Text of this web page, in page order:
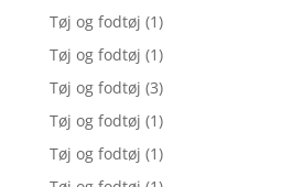
Tøj og fodtøj (1)
Tøj og fodtøj (1)
Tøj og fodtøj (3)
Tøj og fodtøj (1)
Tøj og fodtøj (1)